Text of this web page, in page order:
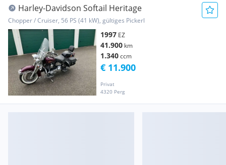
Harley-Davidson Softail Heritage
Chopper / Cruiser, 56 PS (41 kW), gültiges Pickerl
1997 EZ
41.900 km
1.340ccm
Privat
4320 Perg
€ 11.900